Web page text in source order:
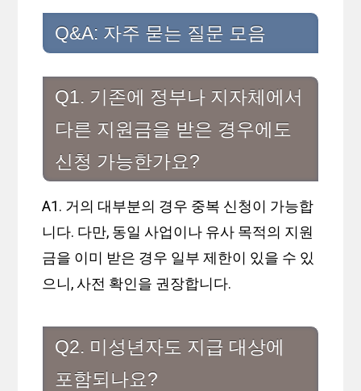
Q&A: 자주 묻는 질문 모음
Q1. 기존에 정부나 지자체에서
다른 지원금을 받은 경우에도
신청 가능한가요?
A1. 거의 대부분의 경우 중복 신청이 가능합
니다. 다만, 동일 사업이나 유사 목적의 지원
금을 이미 받은 경우 일부 제한이 있을 수 있
으니, 사전 확인을 권장합니다.
Q2. 미성년자도 지급 대상에
포함되나요?